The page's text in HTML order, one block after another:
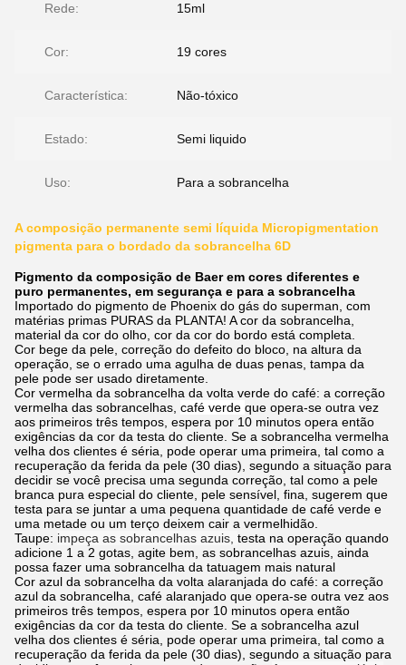
Rede: 15ml
Cor: 19 cores
Característica: Não-tóxico
Estado: Semi liquido
Uso: Para a sobrancelha
A composição permanente semi líquida Micropigmentation
pigmenta para o bordado da sobrancelha 6D
Pigmento da composição de Baer em cores diferentes e
puro permanentes, em segurança e para a sobrancelha
Importado do pigmento de Phoenix do gás do superman, com
matérias primas PURAS da PLANTA! A cor da sobrancelha,
material da cor do olho, cor da cor do bordo está completa.
Cor bege da pele, correção do defeito do bloco, na altura da
operação, se o errado uma agulha de duas penas, tampa da
pele pode ser usado diretamente.
Cor vermelha da sobrancelha da volta verde do café: a correção
vermelha das sobrancelhas, café verde que opera-se outra vez
aos primeiros três tempos, espera por 10 minutos opera então
exigências da cor da testa do cliente. Se a sobrancelha vermelha
velha dos clientes é séria, pode operar uma primeira, tal como a
recuperação da ferida da pele (30 dias), segundo a situação para
decidir se você precisa uma segunda correção, tal como a pele
branca pura especial do cliente, pele sensível, fina, sugerem que
testa para se juntar a uma pequena quantidade de café verde e
uma metade ou um terço deixem cair a vermelhidão.
Taupe: impeça as sobrancelhas azuis, testa na operação quando
adicione 1 a 2 gotas, agite bem, as sobrancelhas azuis, ainda
possa fazer uma sobrancelha da tatuagem mais natural
Cor azul da sobrancelha da volta alaranjada do café: a correção
azul da sobrancelha, café alaranjado que opera-se outra vez aos
primeiros três tempos, espera por 10 minutos opera então
exigências da cor da testa do cliente. Se a sobrancelha azul
velha dos clientes é séria, pode operar uma primeira, tal como a
recuperação da ferida da pele (30 dias), segundo a situação para